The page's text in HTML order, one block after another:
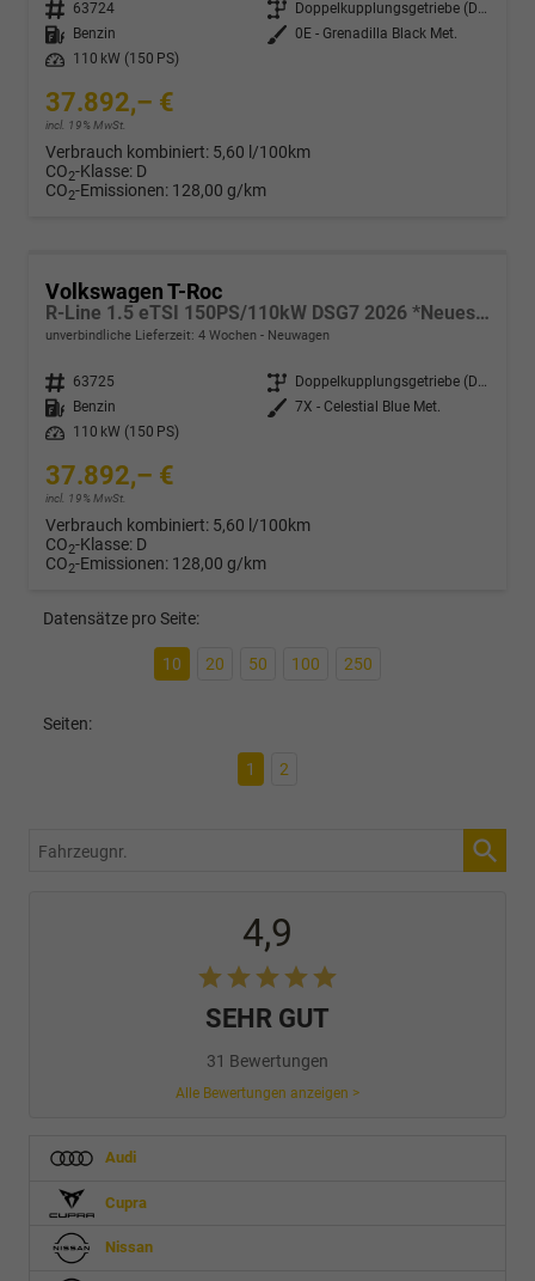
Fahrzeugnr. 63724 Getriebe
Doppelkupplungsgetriebe (DSG)
Kraftstoff
Benzin Außenfarbe 0E - Grenadilla Black Met.
Leistung
110 kW (150 PS)
37.892,– €
incl. 19% MwSt.
Verbrauch kombiniert: 5,60 l/100km
CO2-Klasse: D
CO2-Emissionen: 128,00 g/km
Volkswagen T-Roc
R-Line 1.5 eTSI 150PS/110kW DSG7 2026 *Neues Modell* | +AHK +BlackStyle +19" ALU +IQ.Licht-Matrix
unverbindliche Lieferzeit: 4 Wochen Neuwagen
Fahrzeugnr. 63725 Getriebe
Doppelkupplungsgetriebe (DSG)
Kraftstoff
Benzin Außenfarbe 7X - Celestial Blue Met.
Leistung
110 kW (150 PS)
37.892,– €
incl. 19% MwSt.
Verbrauch kombiniert: 5,60 l/100km
CO2-Klasse: D
CO2-Emissionen: 128,00 g/km
Datensätze pro Seite:
10 20 50 100 250
Seiten:
1 2
Fahrzeugnr.
4,9
SEHR GUT
31 Bewertungen
Alle Bewertungen anzeigen >
Audi
Cupra
Nissan